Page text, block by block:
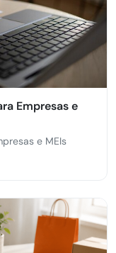
Empresas e
e MEIs